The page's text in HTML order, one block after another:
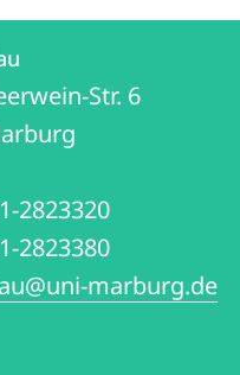
Str. 6
2823320
2823380
marburg.de